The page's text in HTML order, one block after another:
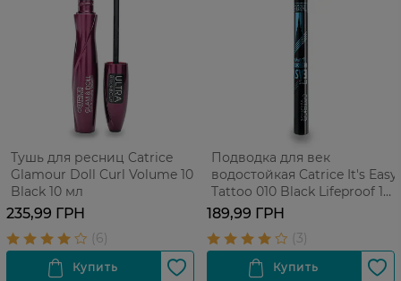
Тушь для ресниц Catrice
Glamour Doll Curl Volume 10
Black 10 мл
235,99 ГРН
Подводка для век
водостойкая Catrice It's Easy
Tattoo 010 Black Lifeproof 1
шт
189,99 ГРН